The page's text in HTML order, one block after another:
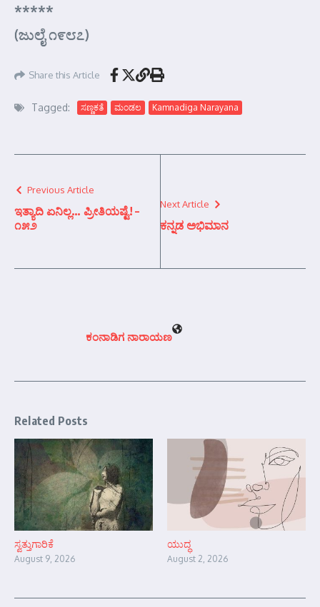
*****
(ಜುಲೈ ೧೯೮೭)
Share this Article
Tagged: ಸಣ್ಣಕತೆ ಮಂಡಲ Kamnadiga Narayana
Previous Article
ಇತ್ಯಾದಿ ಏನಿಲ್ಲ… ಪ್ರೀತಿಯಷ್ಟೆ! –
೧೫೨
Next Article
ಕನ್ನಡ ಅಭಿಮಾನ
ಕಂನಾಡಿಗ ನಾರಾಯಣ
Related Posts
ಸ್ವತ್ತುಗಾರಿಕೆ
August 9, 2026
ಯುದ್ಧ
August 2, 2026